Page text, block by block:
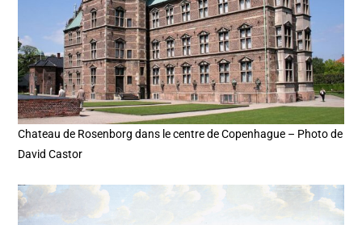
Chateau de Rosenborg dans le centre de Copenhague – Photo de
David Castor